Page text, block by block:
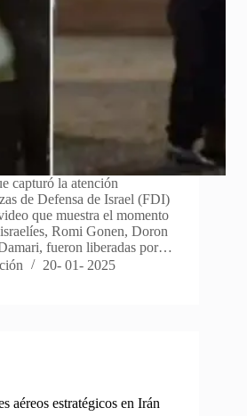
capturó la atención
de Defensa de Israel (FDI)
que muestra el momento
Romi Gonen, Doron
fueron liberadas por…
20- 01- 2025
aéreos estratégicos en Irán